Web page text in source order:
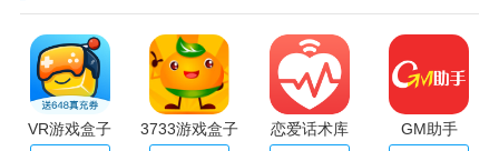
VR游戏盒子 3733游戏盒子 恋爱话术库 GM助手